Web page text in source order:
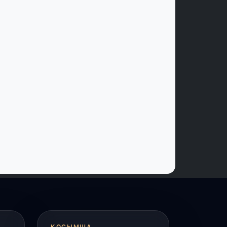
спортпен айналысып жүр»